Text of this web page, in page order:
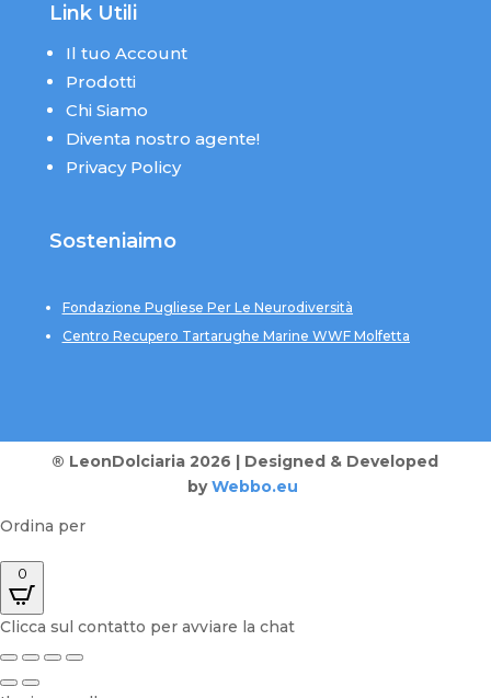
Link Utili
Il tuo Account
Prodotti
Chi Siamo
Diventa nostro agente!
Privacy Policy
Sosteniaimo
Fondazione Pugliese Per Le Neurodiversità
Centro Recupero Tartarughe Marine WWF Molfetta
® LeonDolciaria 2026 | Designed & Developed
by Webbo.eu
Ordina per
0
Clicca sul contatto per avviare la chat